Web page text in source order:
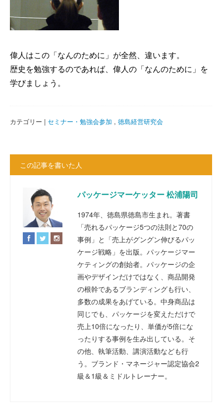
偉人はこの「なんのために」が全然、違います。
歴史を勉強するのであれば、偉人の「なんのために」を
学びましょう。
カテゴリー | セミナー・勉強会参加 , 徳島経営研究会
この記事を書いた人
パッケージマーケッター 松浦陽司
1974年、徳島県徳島市生まれ。著書
「売れるパッケージ5つの法則と70の
事例」と「売上がグングン伸びるパッ
ケージ戦略」を出版。パッケージマー
ケティングの創始者。パッケージの企
画やデザインだけではなく、商品開発
の根幹であるブランディングも行い、
多数の成果をあげている。中身商品は
同じでも、パッケージを変えただけで
売上10倍になったり、単価が5倍にな
ったりする事例を生み出している。そ
の他、執筆活動、講演活動なども行
う。ブランド・マネージャー認定協会2
級＆1級＆ミドルトレーナー。